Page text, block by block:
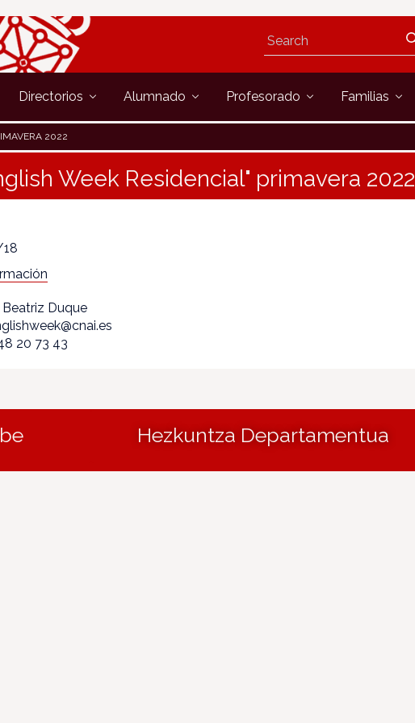
Directorios Alumnado Profesorado Familias
2022
Week Residencial" primavera 2022
Beatriz Duque
20 73 43
Hezkuntza Departamentua